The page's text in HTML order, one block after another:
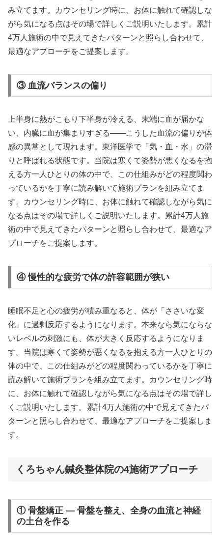
み立てます。カウンセリング時に、お体に触れて確認しな
がら気になる点はその場で詳しくご説明いたします。累計
4万人施術の中で見えてきたパターンと照らし合わせて、
最適なアプローチをご提案します。
③ 血流バランスの偏り
上半身に熱がこもり下半身が冷える、末端に血が届かな
い、内臓に血が集まりすぎる——こうした血流の偏りが体
感の異常として現れます。東洋医学で「気・血・水」の滞
りと呼ばれる状態です。当院は寒くて姿勢が悪くなるを抱
える方一人ひとりの体の中で、この仕組みがどの程度関わ
っているかを丁寧に読み解いて施術プランを組み立てま
す。カウンセリング時に、お体に触れて確認しながら気に
なる点はその場で詳しくご説明いたします。累計4万人施
術の中で見えてきたパターンと照らし合わせて、最適なア
プローチをご提案します。
④ 慢性的な疲労で体の許容範囲が狭い
睡眠不足と心の疲労が積み重なると、体が「ささいな変
化」に過剰反応するようになります。本来なら気にならな
いレベルの刺激にも、体が大きく反応するようになりま
す。当院は寒くて姿勢が悪くなるを抱える方一人ひとりの
体の中で、この仕組みがどの程度関わっているかを丁寧に
読み解いて施術プランを組み立てます。カウンセリング時
に、お体に触れて確認しながら気になる点はその場で詳し
くご説明いたします。累計4万人施術の中で見えてきたパ
ターンと照らし合わせて、最適なアプローチをご提案しま
す。
くろちゃん鍼灸整体院の4施術アプローチ
① 骨盤矯正 — 骨盤を整え、全身の血流と神経
の土台を作る